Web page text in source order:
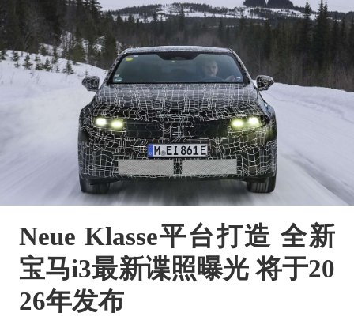
Neue Klasse平台打造 全新
宝马i3最新谍照曝光 将于20
26年发布